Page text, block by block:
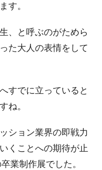
す。
、と呼ぶのがためら
た大人の表情をして
すでに立っていると
ね。
ション業界の即戦力
くことへの期待が止
業制作展でした。